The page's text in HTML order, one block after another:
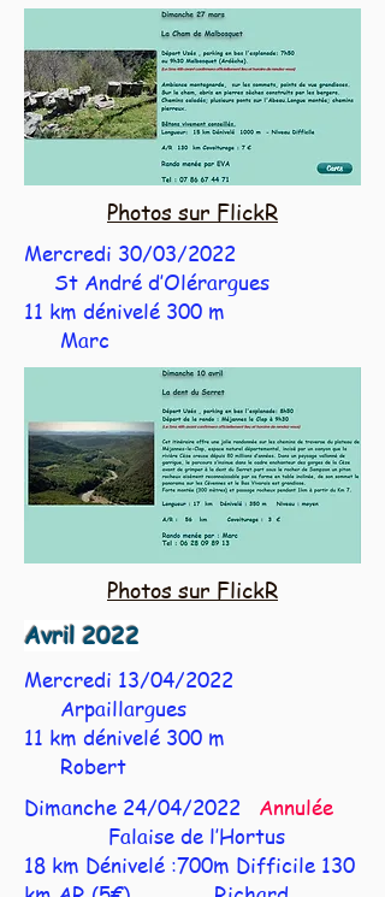
Photos sur FlickR
Mercredi 30/03/2022
St André d’Olérargues
11 km dénivelé 300 m
Marc
Photos sur FlickR
Avril 2022
Mercredi 13/04/2022
Arpaillargues
11 km dénivelé 300 m
Robert
Dimanche 24/04/2022 Annulée
Falaise de l’Hortus
18 km Dénivelé :700m Difficile 130